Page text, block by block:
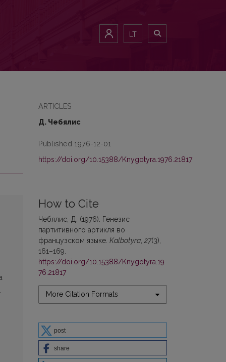
LT
ARTICLES
Д. Чебялис
Published 1976-12-01
https://doi.org/10.15388/Knygotyra.1976.21817
How to Cite
Чебялис, Д. (1976). Генезис
партитивного артикля во
французском языке. Kalbotyra 27(3),
161–169.
https://doi.org/10.15388/Knygotyra.19
76.21817
More Citation Formats
post
share